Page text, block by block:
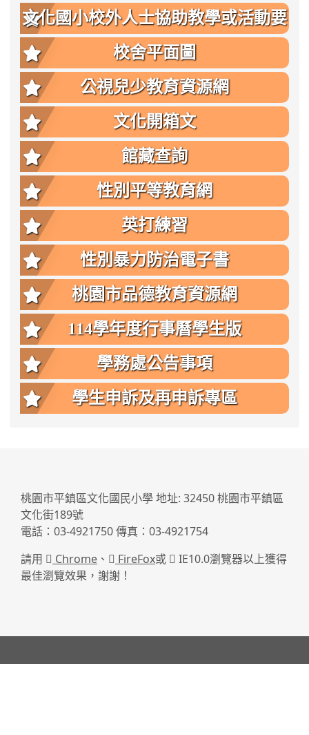
文化國小校外人士協助教學或活動要
點
校舍平面圖
公視兒少教育資源網
文化開箱文
館藏查詢
性別平等教育網
英打練習
性別暴力防治電子書
桃園市品德教育資源網
114學年度行事曆學生版
學務處公告事項
學生申訴及再申訴專區
桃園市平鎮區文化國民小學 地址: 32450 桃園市平鎮區
文化街189號
電話：03-4921750 傳真：03-4921754
請用
Chrome 、 FireFox或
IE10.0瀏覽器以上獲得
最佳瀏覽效果，謝謝！